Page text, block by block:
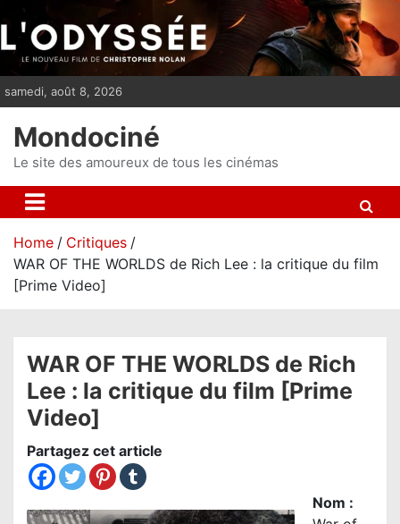
i
p
n
samedi, août 8, 2026
Mondociné
Le site des amoureux de tous les cinémas
Home
Critiques
WAR OF THE WORLDS de Rich Lee : la critique du film
[Prime Video]
WAR OF THE WORLDS de Rich
Lee : la critique du film [Prime
Video]
Partagez cet article
Nom :